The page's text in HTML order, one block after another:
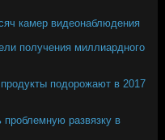
камер видеонаблюдения
получения миллиардного
подорожают в 2017
развязку в